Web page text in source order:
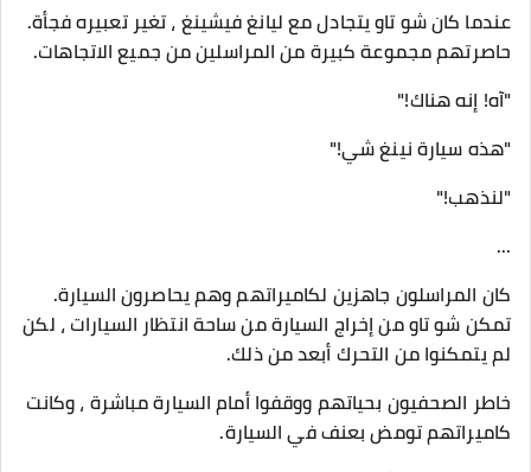
عندما كان شو تاو يتجادل مع ليانغ فيشينغ ، تغير تعبيره فجأة.
حاصرتهم مجموعة كبيرة من المراسلين من جميع الاتجاهات.
"آه! إنه هناك!"
"هذه سيارة نينغ شي!"
"لنذهب!"
...
كان المراسلون جاهزين لكاميراتهم وهم يحاصرون السيارة.
تمكن شو تاو من إخراج السيارة من ساحة انتظار السيارات ، لكن
لم يتمكنوا من التحرك أبعد من ذلك.
خاطر الصحفيون بحياتهم ووقفوا أمام السيارة مباشرة ، وكانت
كاميراتهم تومض بعنف في السيارة.